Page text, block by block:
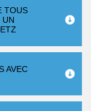
TOUS
UN
AVEC